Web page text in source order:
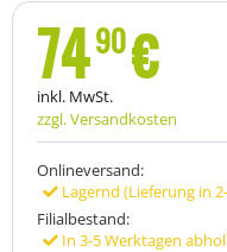
7490€
inkl. MwSt.
zzgl. Versandkosten
Onlineversand:
Lagernd (Lieferung in
Filialbestand:
In 3-5 Werktagen